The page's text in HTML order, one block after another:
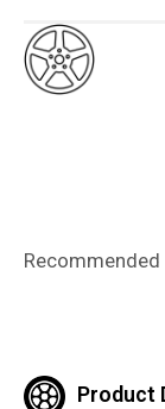
Recommended
Product